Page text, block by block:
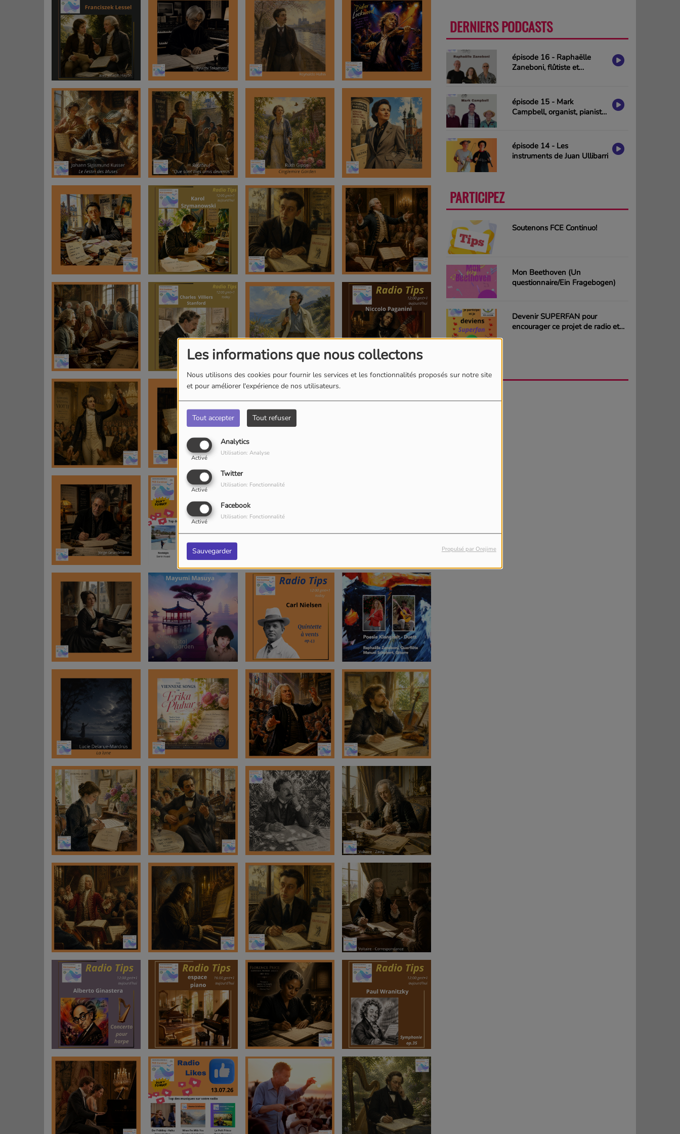
Les informations que nous collectons
Nous utilisons des cookies pour fournir les services et les fonctionnalités proposés sur notre site
et pour améliorer l'expérience de nos utilisateurs.
Tout accepter Tout refuser
Analytics
Activé
Utilisation: Analyse
Twitter
Activé
Utilisation: Fonctionnalité
Facebook
Activé
Utilisation: Fonctionnalité
Sauvegarder Propulsé par Orejime
DERNIERS PODCASTS
épisode 16 - Raphaëlle
Zaneboni, flûtiste et
épisode 15 - Mark
Campbell, organist, pianist
épisode 14 - Les
instruments de Juan Ullibarri
PARTICIPEZ
Soutenons FCE Continuo!
Mon Beethoven (Un
questionnaire/Ein Fragebogen)
Devenir SUPERFAN pour
encourager ce projet de radio et
AGENDA